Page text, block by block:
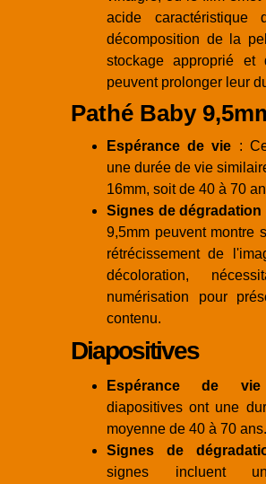
acide
décomposition de la
stockage approprié et
peuvent prolonger leur
Pathé Baby
Espérance de vie :
une durée de vie
16mm, soit de 40 à 70
Signes de dégradation
9,5mm peuvent montre
rétrécissement de
décoloration,
numérisation pour
contenu.
Diapositives
Espérance de vie
diapositives ont une
moyenne de 40 à 70 ans.
Signes de
signes incluent